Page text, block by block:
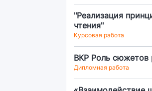
"Реализация
чтения"
Курсовая работа
ВКР Роль сюжетов
Дипломная работа